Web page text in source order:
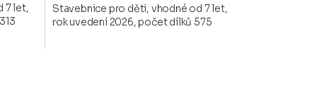
7 let,
z
5
Stavebnice pro děti, vhodné od 7 let,
rok uvedení 2026, počet dílků 575